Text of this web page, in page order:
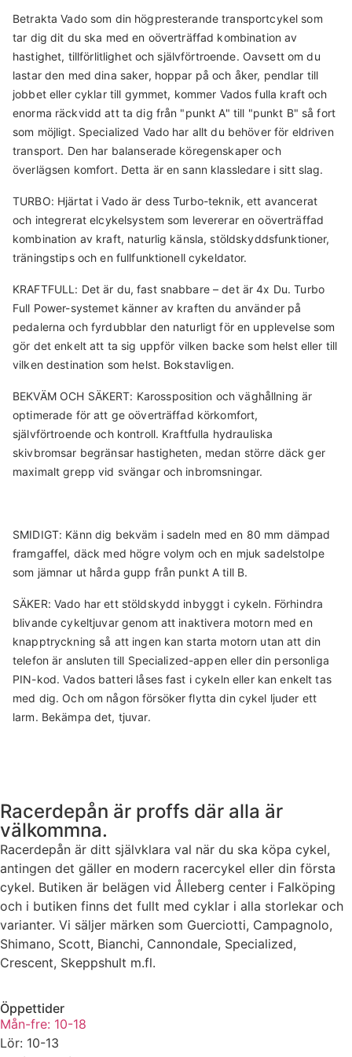
Kassett
Shimano, CS-LG300-9, CUES, 9-Speed, 11-41T
Vevparti
Custom alloy forged crankarms, 170mm
Sadelstolpe
Spring suspension, alloy, 40mm travel, 30.9mm, 2-bolt clamp,
Display
MasterMind TCD, w/handlebar remote, built-in anti-theft
feature, Bluetooth® connectivity, customizable display pages
Batteristorlek
710Wh
Betrakta Vado som din högpresterande transportcykel som
tar dig dit du ska med en oöverträffad kombination av
hastighet, tillförlitlighet och självförtroende. Oavsett om du
lastar den med dina saker, hoppar på och åker, pendlar till
jobbet eller cyklar till gymmet, kommer Vados fulla kraft och
enorma räckvidd att ta dig från "punkt A" till "punkt B" så fort
som möjligt. Specialized Vado har allt du behöver för eldriven
transport. Den har balanserade köregenskaper och
överlägsen komfort. Detta är en sann klassledare i sitt slag.
TURBO: Hjärtat i Vado är dess Turbo-teknik, ett avancerat
och integrerat elcykelsystem som levererar en oöverträffad
kombination av kraft, naturlig känsla, stöldskyddsfunktioner,
träningstips och en fullfunktionell cykeldator.
KRAFTFULL: Det är du, fast snabbare – det är 4x Du. Turbo
Full Power-systemet känner av kraften du använder på
pedalerna och fyrdubblar den naturligt för en upplevelse som
gör det enkelt att ta sig uppför vilken backe som helst eller till
vilken destination som helst. Bokstavligen.
BEKVÄM OCH SÄKERT: Karossposition och väghållning är
optimerade för att ge oöverträffad körkomfort,
självförtroende och kontroll. Kraftfulla hydrauliska
skivbromsar begränsar hastigheten, medan större däck ger
maximalt grepp vid svängar och inbromsningar.
SMIDIGT: Känn dig bekväm i sadeln med en 80 mm dämpad
framgaffel, däck med högre volym och en mjuk sadelstolpe
som jämnar ut hårda gupp från punkt A till B.
SÄKER: Vado har ett stöldskydd inbyggt i cykeln. Förhindra
blivande cykeltjuvar genom att inaktivera motorn med en
knapptryckning så att ingen kan starta motorn utan att din
telefon är ansluten till Specialized-appen eller din personliga
PIN-kod. Vados batteri låses fast i cykeln eller kan enkelt tas
med dig. Och om någon försöker flytta din cykel ljuder ett
larm. Bekämpa det, tjuvar.
Racerdepån är proffs där alla är
välkommna.
Racerdepån är ditt självklara val när du ska köpa cykel,
antingen det gäller en modern racercykel eller din första
cykel. Butiken är belägen vid Ålleberg center i Falköping
och i butiken finns det fullt med cyklar i alla storlekar och
varianter. Vi säljer märken som Guerciotti, Campagnolo,
Shimano, Scott, Bianchi, Cannondale, Specialized,
Crescent, Skeppshult m.fl.
Öppettider
Mån-fre: 10-18
Lör: 10-13